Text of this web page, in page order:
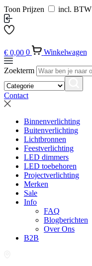
Toon Prijzen incl. BTW
€ 0,00 0 Winkelwagen
Zoekterm
Contact
Binnenverlichting
Buitenverlichting
Lichtbronnen
Feestverlichting
LED dimmers
LED toebehoren
Projectverlichting
Merken
Sale
Info
FAQ
Blogberichten
Over Ons
B2B